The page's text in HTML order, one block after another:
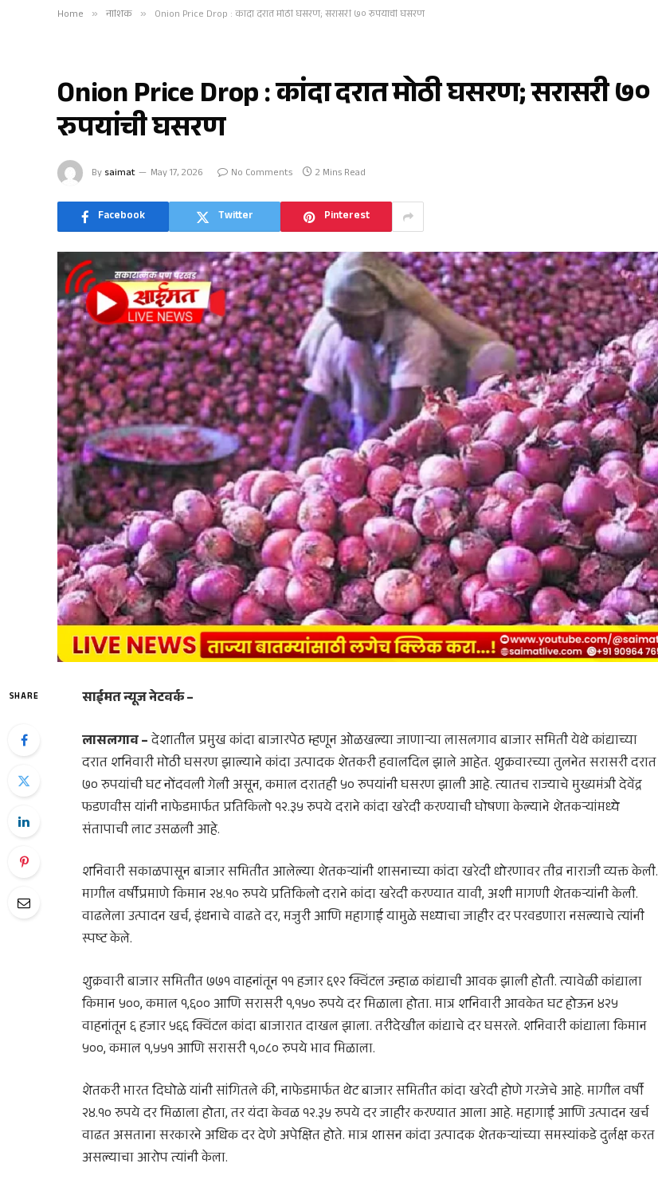
Home » नाशिक » Onion Price Drop : कांदा दरात मोठी घसरण; सरासरी ७० रुपयांची घसरण
Onion Price Drop : कांदा दरात मोठी घसरण; सरासरी ७०
रुपयांची घसरण
By saimat May 17, 2026 No Comments 2 Mins Read
Facebook Twitter Pinterest
SHARE
साईमत न्यूज नेटवर्क –
लासलगाव –देशातील प्रमुख कांदा बाजारपेठ म्हणून ओळखल्या जाणाऱ्यालासलगाव बाजार समितीयेथे कांद्याच्या
दरात शनिवारी मोठी घसरण झाल्याने कांदा उत्पादक शेतकरी हवालदिल झाले आहेत. शुक्रवारच्या तुलनेत सरासरी दरात
७० रुपयांची घट नोंदवली गेली असून, कमाल दरातही ५० रुपयांनी घसरण झाली आहे. त्यातच राज्याचे मुख्यमंत्रीदेवेंद्र
फडणवीसयांनी नाफेडमार्फत प्रतिकिलो १२.३५ रुपये दराने कांदा खरेदी करण्याची घोषणा केल्याने शेतकऱ्यांमध्ये
संतापाची लाट उसळली आहे.
शनिवारी सकाळपासून बाजार समितीत आलेल्या शेतकऱ्यांनी शासनाच्या कांदा खरेदी धोरणावर तीव्र नाराजी व्यक्त केली.
मागील वर्षीप्रमाणे किमान २४.१० रुपये प्रतिकिलो दराने कांदा खरेदी करण्यात यावी, अशी मागणी शेतकऱ्यांनी केली.
वाढलेला उत्पादन खर्च, इंधनाचे वाढते दर, मजुरी आणि महागाई यामुळे सध्याचा जाहीर दर परवडणारा नसल्याचे त्यांनी
स्पष्ट केले.
शुक्रवारी बाजार समितीत ७७१ वाहनांतून ११ हजार ६९२ क्विंटल उन्हाळ कांद्याची आवक झाली होती. त्यावेळी कांद्याला
किमान ५००, कमाल १,६०० आणि सरासरी १,१५० रुपये दर मिळाला होता. मात्र शनिवारी आवकेत घट होऊन ४२५
वाहनांतून ६ हजार ५६६ क्विंटल कांदा बाजारात दाखल झाला. तरीदेखील कांद्याचे दर घसरले. शनिवारी कांद्याला किमान
५००, कमाल १,५५१ आणि सरासरी १,०८० रुपये भाव मिळाला.
शेतकरी भारत दिघोळे यांनी सांगितले की, नाफेडमार्फत थेट बाजार समितीत कांदा खरेदी होणे गरजेचे आहे. मागील वर्षी
२४.१० रुपये दर मिळाला होता, तर यंदा केवळ १२.३५ रुपये दर जाहीर करण्यात आला आहे. महागाई आणि उत्पादन खर्च
वाढत असताना सरकारने अधिक दर देणे अपेक्षित होते. मात्र शासन कांदा उत्पादक शेतकऱ्यांच्या समस्यांकडे दुर्लक्ष करत
असल्याचा आरोप त्यांनी केला.